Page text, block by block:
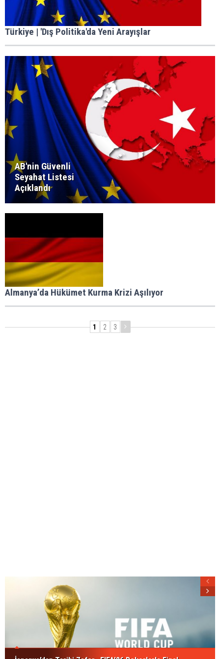
Türkiye | 'Dış Politika'da Yeni Arayışlar
AB'nin Güvenli
Seyahat Listesi
Açıklandı
Almanya’da Hükümet Kurma Krizi Aşılıyor
1 2 3